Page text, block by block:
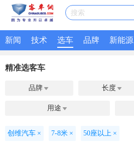
搜索
新闻 技术 选车 品牌 新能源
精准选客车
品牌  长度 
用途 
创维汽车 × 7-8米 × 50座以上 ×